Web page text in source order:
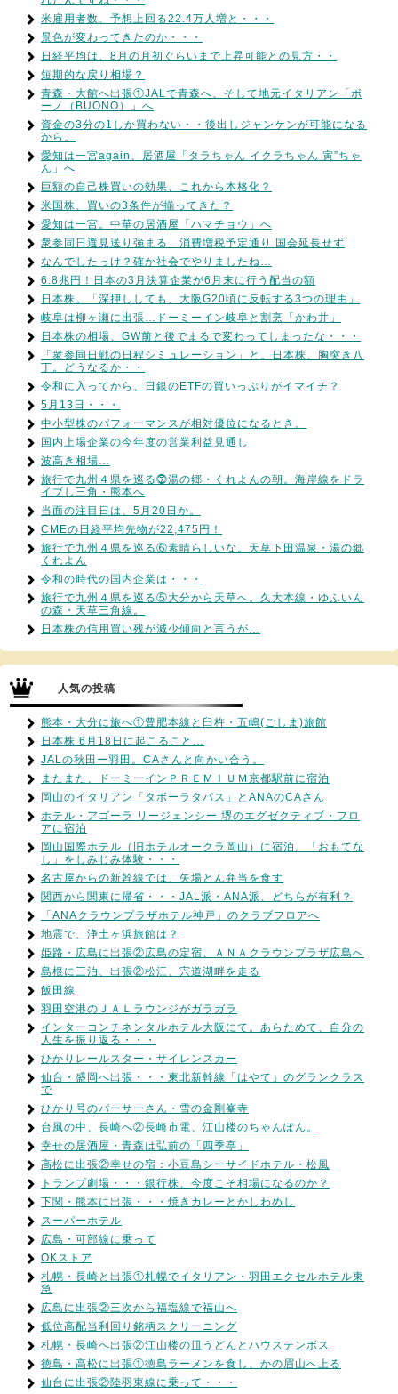
米雇用者数、予想上回る22.4万人増と・・・
景色が変わってきたのか・・・
日経平均は、8月の月初ぐらいまで上昇可能との見方・・
短期的な戻り相場？
青森・大館へ出張①JALで青森へ、そして地元イタリアン「ボ
ーノ（BUONO）」へ
資金の3分の1しか買わない・・後出しジャンケンが可能になる
から。
愛知は一宮again、居酒屋「タラちゃん イクラちゃん 寅”ちゃ
ん」へ
巨額の自己株買いの効果、これから本格化？
米国株、買いの3条件が揃ってきた？
愛知は一宮。中華の居酒屋「ハマチョウ」へ
衆参同日選見送り強まる 消費増税予定通り 国会延長せず
なんでしたっけ？確か社会でやりましたね…
6.8兆円！日本の3月決算企業が6月末に行う配当の額
日本株。「深押ししても、大阪G20頃に反転する3つの理由」
岐阜は柳ヶ瀬に出張…ドーミーイン岐阜と割烹「かわ井」
日本株の相場、GW前と後でまるで変わってしまったな・・・
「衆参同日戦の日程シミュレーション」と。日本株、胸突き八
丁。どうなるか・・
令和に入ってから、日銀のETFの買いっぷりがイマイチ？
5月13日・・・
中小型株のパフォーマンスが相対優位になるとき。
国内上場企業の今年度の営業利益見通し
波高き相場…
旅行で九州４県を巡る⓻湯の郷・くれよんの朝。海岸線をドラ
イブし三角・熊本へ
当面の注目日は、5月20日か。
CMEの日経平均先物が22,475円！
旅行で九州４県を巡る⑥素晴らしいな。天草下田温泉・湯の郷
くれよん
令和の時代の国内企業は・・・
旅行で九州４県を巡る⑤大分から天草へ。久大本線・ゆふいん
の森・天草三角線。
日本株の信用買い残が減少傾向と言うが…
人気の投稿
熊本・大分に旅へ①豊肥本線と臼杵・五嶋(ごしま)旅館
日本株 6月18日に起こること…
JALの秋田ー羽田。CAさんと向かい合う。
またまた、ドーミーインＰＲＥＭＩＵＭ京都駅前に宿泊
岡山のイタリアン「タボーラタパス」とANAのCAさん
ホテル・アゴーラ リージェンシー 堺のエグゼクティブ・フロ
アに宿泊
岡山国際ホテル（旧ホテルオークラ岡山）に宿泊。「おもてな
し」をしみじみ体験・・・
名古屋からの新幹線では、矢場とん弁当を食す
関西から関東に帰省・・・JAL派・ANA派、どちらが有利？
「ANAクラウンプラザホテル神戸」のクラブフロアへ
地震で、浄土ヶ浜旅館は？
姫路・広島に出張②広島の定宿、ＡＮＡクラウンプラザ広島へ
島根に三泊、出張②松江、宍道湖畔を走る
飯田線
羽田空港のＪＡＬラウンジがガラガラ
インターコンチネンタルホテル大阪にて。あらためて、自分の
人生を振り返る・・・
ひかりレールスター・サイレンスカー
仙台・盛岡へ出張・・・東北新幹線「はやて」のグランクラス
で
ひかり号のパーサーさん・雪の金剛峯寺
台風の中、長崎へ②長崎市電、江山楼のちゃんぽん。
幸せの居酒屋・青森は弘前の「四季亭」
高松に出張②幸せの宿：小豆島シーサイドホテル・松風
トランプ劇場・・・銀行株、今度こそ相場になるのか？
下関・熊本に出張・・・焼きカレーとかしわめし
スーパーホテル
広島・可部線に乗って
OKストア
札幌・長崎と出張①札幌でイタリアン・羽田エクセルホテル東
急
広島に出張②三次から福塩線で福山へ
低位高配当利回り銘柄スクリーニング
札幌・長崎へ出張②江山楼の皿うどんとハウステンボス
徳島・高松に出張①徳島ラーメンを食し、かの眉山へ上る
仙台に出張②陸羽東線に乗って・・・